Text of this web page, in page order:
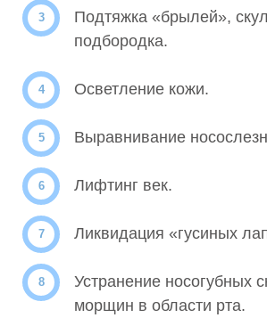
39 000 руб.
0000862
(за оба) по 2 зоны на каждом
74 600 руб.
0000863
Подъягодичная зона (за обе)
39 600 руб.
0000864
Подбородок
22 500 руб.
Подтяжка «брылей»,
подбородка.
Осветление кожи.
Выравнивание
Лифтинг век.
Ликвидация «гусиных
Устранение носогубных
морщин в области рта.